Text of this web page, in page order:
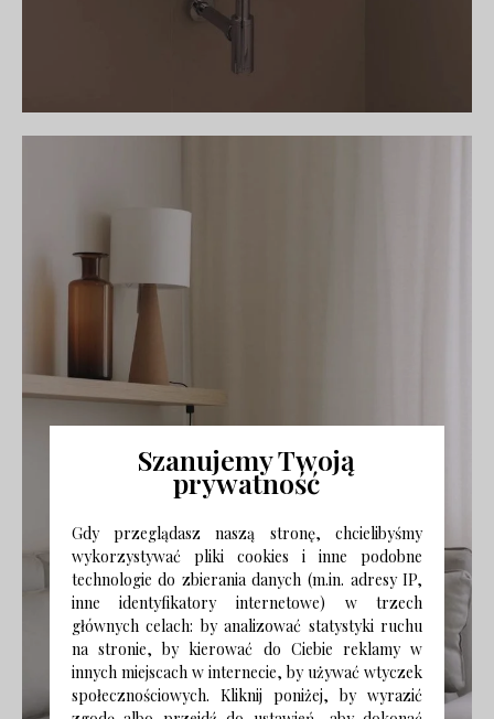
Szanujemy Twoją
prywatność
Gdy przeglądasz naszą stronę, chcielibyśmy
wykorzystywać pliki cookies i inne podobne
technologie do zbierania danych (m.in. adresy IP,
inne identyfikatory internetowe) w trzech
głównych celach: by analizować statystyki ruchu
na stronie, by kierować do Ciebie reklamy w
innych miejscach w internecie, by używać wtyczek
społecznościowych. Kliknij poniżej, by wyrazić